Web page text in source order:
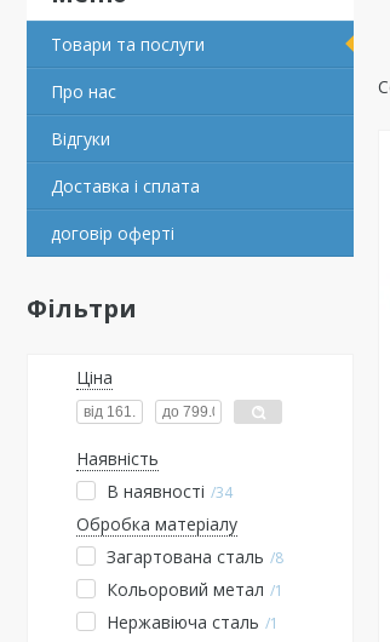
Товари та послуги
Про нас
Відгуки
Доставка і сплата
договір оферті
Фільтри
Ціна
Наявність
В наявності 34
Обробка матеріалу
Загартована сталь
8
Кольоровий метал 1
Нержавіюча сталь 1